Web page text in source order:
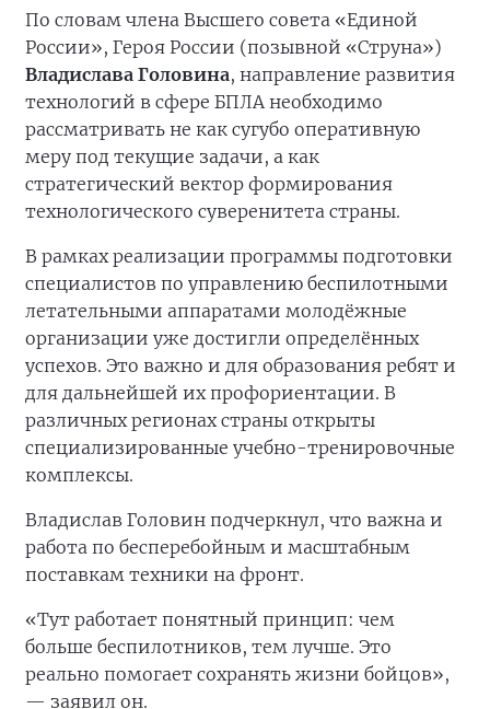
По словам члена Высшего совета «Единой
России», Героя России (позывной «Струна»)
Владислава Головина, направление развития
технологий в сфере БПЛА необходимо
рассматривать не как сугубо оперативную
меру под текущие задачи, а как
стратегический вектор формирования
технологического суверенитета страны.
В рамках реализации программы подготовки
специалистов по управлению беспилотными
летательными аппаратами молодёжные
организации уже достигли определённых
успехов. Это важно и для образования ребят и
для дальнейшей их профориентации. В
различных регионах страны открыты
специализированные учебно-тренировочные
комплексы.
Владислав Головин подчеркнул, что важна и
работа по бесперебойным и масштабным
поставкам техники на фронт.
«Тут работает понятный принцип: чем
больше беспилотников, тем лучше. Это
реально помогает сохранять жизни бойцов»,
— заявил он.